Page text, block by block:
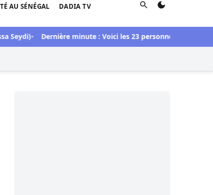
AU SÉNÉGAL DADIA TV Rechercher
Dernière minute : Voici les 23 personnes libérées dans